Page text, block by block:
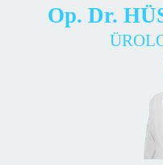
Op. Dr.